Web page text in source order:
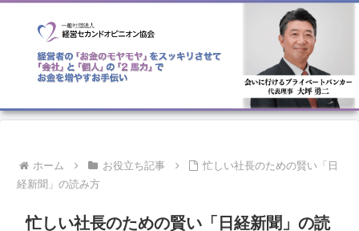
ホーム お役立ち記事
忙しい社長のための賢い「日
経新聞」の読み方
忙しい社長のための賢い「日経新聞」の読